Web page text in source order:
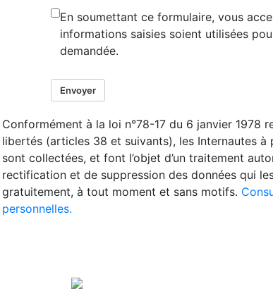
En soumettant ce formulaire, vous
informations saisies soient utilisées
demandée.
Envoyer
Conformément à la loi n°78-17 du 6 janvier 1978
libertés (articles 38 et suivants), les Internautes à
sont collectées, et font l’objet d’un traitement
rectification et de suppression des données qui
gratuitement, à tout moment et sans motifs.
personnelles.